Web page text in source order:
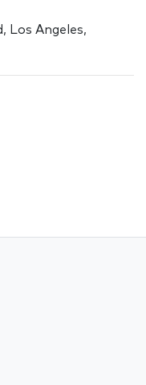
Los Angeles,